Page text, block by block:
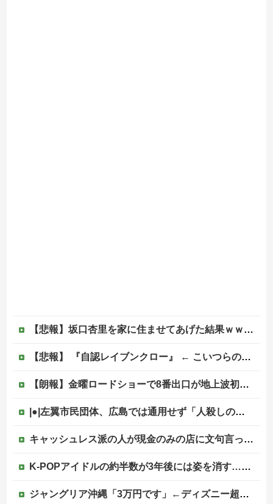
【悲報】坂口杏里を家に住ませてあげた結果ｗｗｗｗ
【悲報】 『自認レイブンクロー』 ← こいつらのタチ悪い率は異常
【朗報】金曜ロードショーで8番出口が地上波初放送wwwwwwwww
|●|左翼市民団体、広島では通用せず「人殺しの汚い足で広島の土を踏むな！」→広島県民「お前らの方が汚いんじゃ！」「ワシらが広島県民じゃ」
キャッシュレス派の人が現金のみの店に文句言ってるのってどう思う？他
K-POPアイドルの約半数が3年後には姿を消す…損益分岐点突破は4％未満
ジャングリア沖縄「3万円です」←ディズニー超えの強気価格ｗｗｗ